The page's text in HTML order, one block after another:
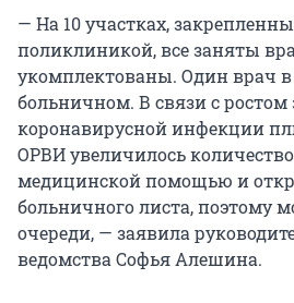
— На 10 участках,
поликлиникой, все заняты
укомплектованы. Один врач в
больничном. В связи с ростом
коронавирусной инфекции
ОРВИ увеличилось
медицинской помощью и
больничного листа, поэтому
очереди, — заявила
ведомства Софья Алешина.